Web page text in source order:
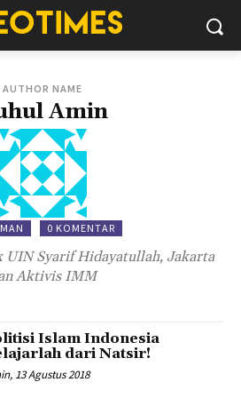
AUTHOR NAME
Amin
0 KOMENTAR
Syarif Hidayatullah, Jakarta
Aktivis IMM
Islam Indonesia
dari Natsir!
13 Agustus 2018